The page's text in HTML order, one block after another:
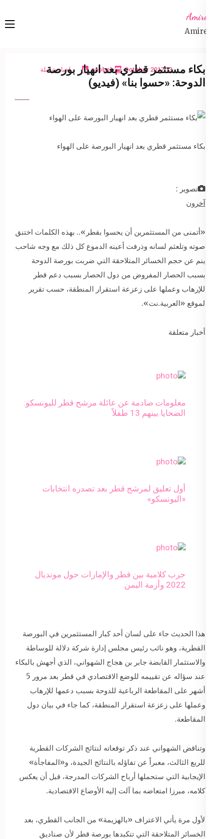
content
Enter)
Amireta
Amireta
13 October 2017
sabbeh اخبار شاملة
بكاء مستثمر قطري بعد انهيار بورصة
الدوحة: «حسوا بنا» (فيديو)
بكاء مستثمر قطري بعد انهيار البورصة على الهواء
تصوير :
آخرون
«أتمنى من المستثمرين أن يحسوا بقطر».. بهذه الكلمات اختنق
صوته وتلعثم لسانه وذرفت أعينه الدموع كل ذلك مع وجه شاحب
ينم عن حجم الخسائر المتلاحقة التي ضربت بورصة الدوحة
بسبب الحصار المفروض من دول الحصار بسبب دعم قطر
للإرهاب وعملها على زعزعة استقرار المنطقة، حسب تقرير
لموقع «العربية.نت».
أخبار متعلقة
معلومات صادمة عن عائلة مرشح قطر لليونسكو:
الضحايا بينهم 13 طفلاً
أول تعليق لمرشح قطر بعد تصدره انتخابات
«اليونسكو»
حرب كلامية بين قطر والإمارات حول مونديال
2022 وأزمة اليمن
هذا الحديث جاء على لسان أحد كبار المستثمرين في البورصة
القطرية، وهو نائب رئيس مجلس إدارة شركة دلالة للوساطة
والاستثمار القابضة جابر بن هجاج الشهواني، الذي أجهش بالبكاء
عند سؤاله عن تقييمه للوضع الاقتصادي في قطر بعد مرور 5
أشهر على المقاطعة الرباعية للدوحة بسبب دعمها للإرهاب
وعملها على زعزعة استقرار المنطقة، كما جاء في بيان دول
المقاطعة.
وتناقض الشهواني عند ذكر توقعاته لنتائج الشركات القطرية
للربع الثالث، معبراً عن تفاؤله بالنتائج الجيدة، و«المفاجأة»
الإيجابية التي ستحملها أرباح الشركات المدرجة، قبل أن يعكس
كلامه، مبرزا امتعاضه بما آلت إليه الأوضاع الاقتصادية.
لأول مرة يأتي الاعتراف «بالهزيمة» من الجانب القطري، بعد
الخسائر المتلاحقة التي تتكبدها بورصة قطر لأن صناديق